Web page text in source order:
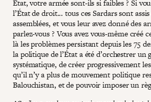
État, votre armée sont-ils si faibles ? Si
l’État de droit... tous ces Sardars sont
assemblées, et vous leur avez donné des
parlez-vous ? Vous avez vous-même créé
là les problèmes persistant depuis les 75
la politique de l’État a été d’orchestrer un
systématique, de créer progressivement
qu’il n’y a plus de mouvement politique
Balouchistan, et de pouvoir imposer un